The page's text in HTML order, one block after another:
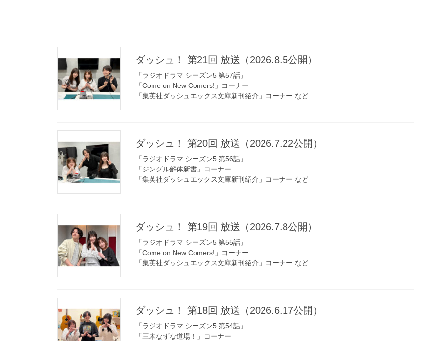
ダッシュ！ 第21回 放送（2026.8.5公開）
「ラジオドラマ シーズン5 第57話」
「Come on New Comers!」コーナー
「集英社ダッシュエックス文庫新刊紹介」コーナー など
ダッシュ！ 第20回 放送（2026.7.22公開）
「ラジオドラマ シーズン5 第56話」
「ジングル解体新書」コーナー
「集英社ダッシュエックス文庫新刊紹介」コーナー など
ダッシュ！ 第19回 放送（2026.7.8公開）
「ラジオドラマ シーズン5 第55話」
「Come on New Comers!」コーナー
「集英社ダッシュエックス文庫新刊紹介」コーナー など
ダッシュ！ 第18回 放送（2026.6.17公開）
「ラジオドラマ シーズン5 第54話」
「三木なずな道場！」コーナー